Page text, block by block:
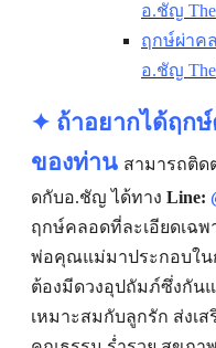
อ.ชัญ
ฤกษ์ผ่าค
อ.ชัญ
✦ ถ้าอยากได้ฤก
ของท่าน สามารถติด
ดกับอ.ชัญ ได้ทาง Line:
ฤกษ์คลอดที่ละเอียดเฉ
พ่อคุณแม่มาประกอบใน
ต้องมีดวงอุปถัมภ์ซึ่งกัน
เหมาะสมกับลูกรัก ส่งเ